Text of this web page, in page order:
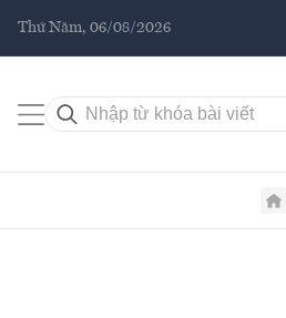
Thứ Năm, 06/08/2026